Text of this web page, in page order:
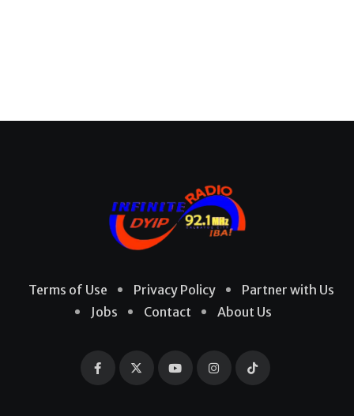
Terms of Use Privacy Policy
Partner with Us
Jobs
Contact About Us